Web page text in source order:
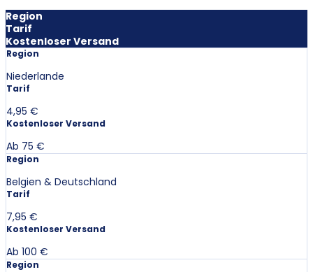
Region
Tarif
Kostenloser Versand
Region
Niederlande
Tarif
4,95 €
Kostenloser Versand
Ab 75 €
Region
Belgien & Deutschland
Tarif
7,95 €
Kostenloser Versand
Ab 100 €
Region